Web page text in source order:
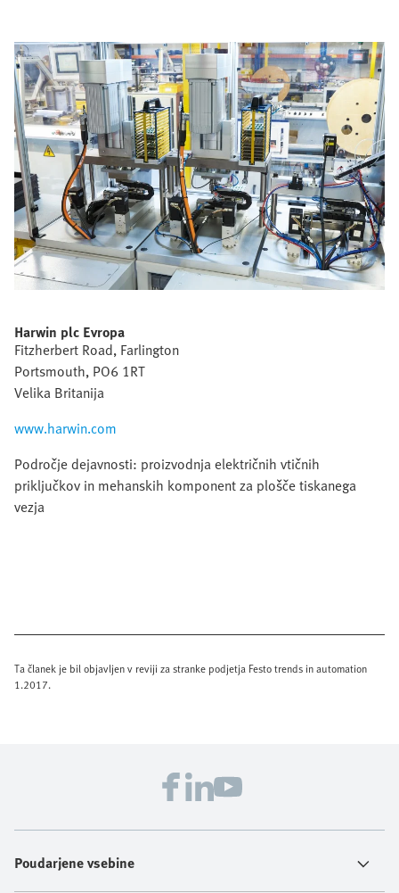
Harwin plc Evropa
Fitzherbert Road, Farlington
Portsmouth, PO6 1RT
Velika Britanija
www.harwin.com
Področje dejavnosti: proizvodnja električnih vtičnih
priključkov in mehanskih komponent za plošče tiskanega
vezja
Ta članek je bil objavljen v reviji za stranke podjetja Festo trends in automation
1.2017.
Poudarjene vsebine